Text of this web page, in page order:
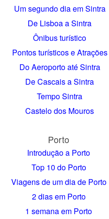
Um segundo dia em Sintra
De Lisboa a Sintra
Ônibus turístico
Pontos turísticos e Atrações
Do Aeroporto até Sintra
De Cascais a Sintra
Tempo Sintra
Castelo dos Mouros
Porto
Introdução a Porto
Top 10 do Porto
Viagens de um dia de Porto
2 dias em Porto
1 semana em Porto